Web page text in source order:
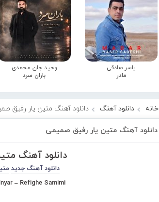
یاسر صادقی
مادر
وحید جان محمدی
باران سرد
خانه دانلود آهنگ دانلود آهنگ متین یار رفیق
دانلود آهنگ متین یار رفیق صمیمی
دانلود آهنگ
دانلود آهنگ جدید
– Refighe Samimi